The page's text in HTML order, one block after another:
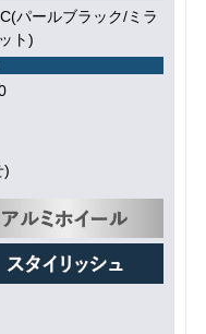
パールブラック/ミラ
ト)
)